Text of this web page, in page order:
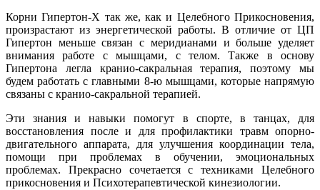
Корни Гипертон-Х так же, как и Целебного Прикосновения,
произрастают из энергетической работы. В отличие от ЦП
Гипертон меньше связан с меридианами и больше уделяет
внимания работе с мышцами, с телом. Также в основу
Гипертона легла кранио-сакральная терапия, поэтому мы
будем работать с главными 8-ю мышцами, которые напрямую
связаны с кранио-сакральной терапией.
Эти знания и навыки помогут в спорте, в танцах, для
восстановления после и для профилактики травм опорно-
двигательного аппарата, для улучшения координации тела,
помощи при проблемах в обучении, эмоциональных
проблемах. Прекрасно сочетается с техниками Целебного
прикосновения и Психотерапевтической кинезиологии.